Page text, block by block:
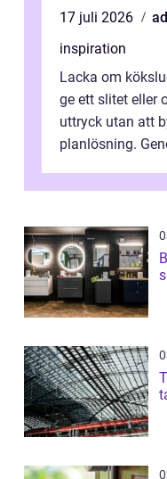
17 juli 2026
inspiration
Lacka om
ge ett slitet eller
uttryck utan att
planlösning.